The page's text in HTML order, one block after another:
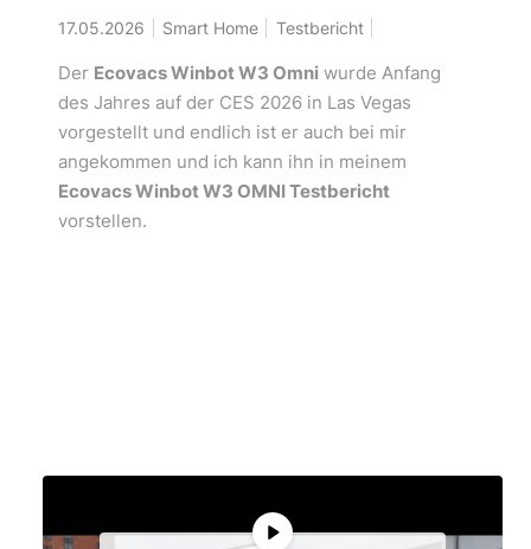
17.05.2026 Smart Home Testbericht
Der Ecovacs Winbot W3 Omni wurde Anfang
des Jahres auf der CES 2026 in Las Vegas
vorgestellt und endlich ist er auch bei mir
angekommen und ich kann ihn in meinem
Ecovacs Winbot W3 OMNI Testbericht
vorstellen.